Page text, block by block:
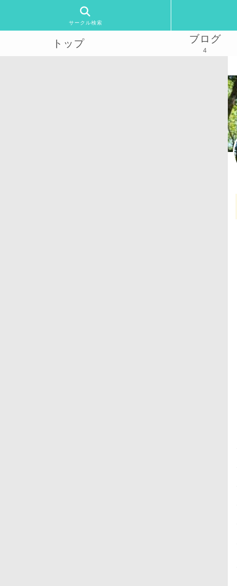
サークル検索
トップ ブログ
4